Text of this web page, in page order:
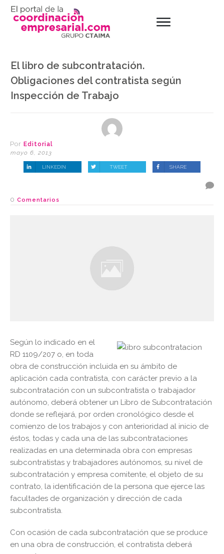
El libro de subcontratación.
Obligaciones del contratista según
Inspección de Trabajo
Por Editorial
mayo 6, 2013
LINKEDIN TWEET SHARE
0 Comentarios
Según lo indicado en el
RD 1109/207 o, en toda
obra de construcción incluida en su ámbito de
aplicación cada contratista, con carácter previo a la
subcontratación con un subcontratista o trabajador
autónomo, deberá obtener un Libro de Subcontratación
donde se reflejará, por orden cronológico desde el
comienzo de los trabajos y con anterioridad al inicio de
éstos, todas y cada una de las subcontrataciones
realizadas en una determinada obra con empresas
subcontratistas y trabajadores autónomos, su nivel de
subcontratación y empresa comitente, el objeto de su
contrato, la identificación de la persona que ejerce las
facultades de organización y dirección de cada
subcontratista.
Con ocasión de cada subcontratación que se produce
en una obra de construcción, el contratista deberá